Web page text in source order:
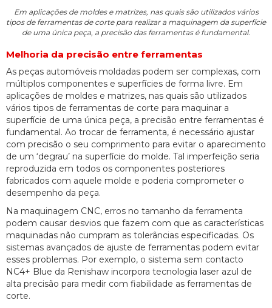
Em aplicações de moldes e matrizes, nas quais são utilizados vários
tipos de ferramentas de corte para realizar a maquinagem da superfície
de uma única peça, a precisão das ferramentas é fundamental.
Melhoria da precisão entre ferramentas
As peças automóveis moldadas podem ser complexas, com
múltiplos componentes e superfícies de forma livre. Em
aplicações de moldes e matrizes, nas quais são utilizados
vários tipos de ferramentas de corte para maquinar a
superfície de uma única peça, a precisão entre ferramentas é
fundamental. Ao trocar de ferramenta, é necessário ajustar
com precisão o seu comprimento para evitar o aparecimento
de um ‘degrau’ na superfície do molde. Tal imperfeição seria
reproduzida em todos os componentes posteriores
fabricados com aquele molde e poderia comprometer o
desempenho da peça.
Na maquinagem CNC, erros no tamanho da ferramenta
podem causar desvios que fazem com que as características
maquinadas não cumpram as tolerâncias especificadas. Os
sistemas avançados de ajuste de ferramentas podem evitar
esses problemas. Por exemplo, o sistema sem contacto
NC4+ Blue da Renishaw incorpora tecnologia laser azul de
alta precisão para medir com fiabilidade as ferramentas de
corte.